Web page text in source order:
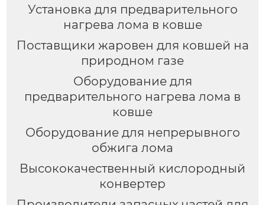
Установка для предварительного
нагрева лома в ковше
Поставщики жаровен для ковшей на
природном газе
Оборудование для
предварительного нагрева лома в
ковше
Оборудование для непрерывного
обжига лома
Высококачественный кислородный
конвертер